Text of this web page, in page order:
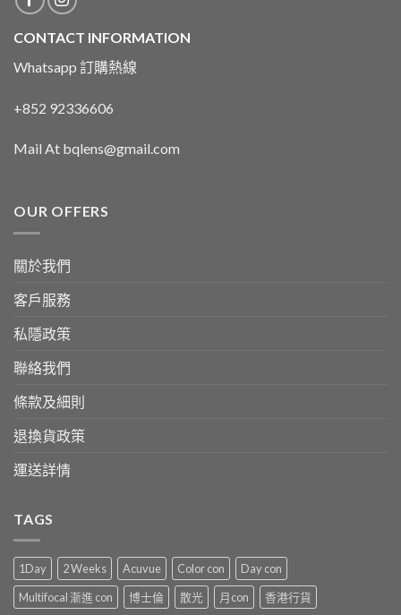
CONTACT INFORMATION
Whatsapp 訂購熱線
+852 92336606
Mail At bqlens@gmail.com
OUR OFFERS
關於我們
客戶服務
私隱政策
聯絡我們
條款及細則
退換貨政策
運送詳情
TAGS
1Day 2 Weeks Acuvue Color con
Day con
Multifocal 漸進 con
博士倫 散光 月con 香港行貨